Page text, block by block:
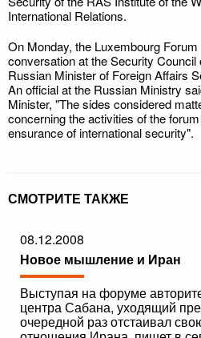
International Relations.
On Monday, the Luxembourg
conversation at the Security Council
Russian Minister of Foreign Affairs
An official at the Russian Ministry
Minister, "The sides considered
concerning the activities of the
ensurance of international security".
СМОТРИТЕ ТАКЖЕ
08.12.2008
Новое мышление и Иран
Выступая на форуме
центра Сабана, уходящий
очередной раз отстаивал